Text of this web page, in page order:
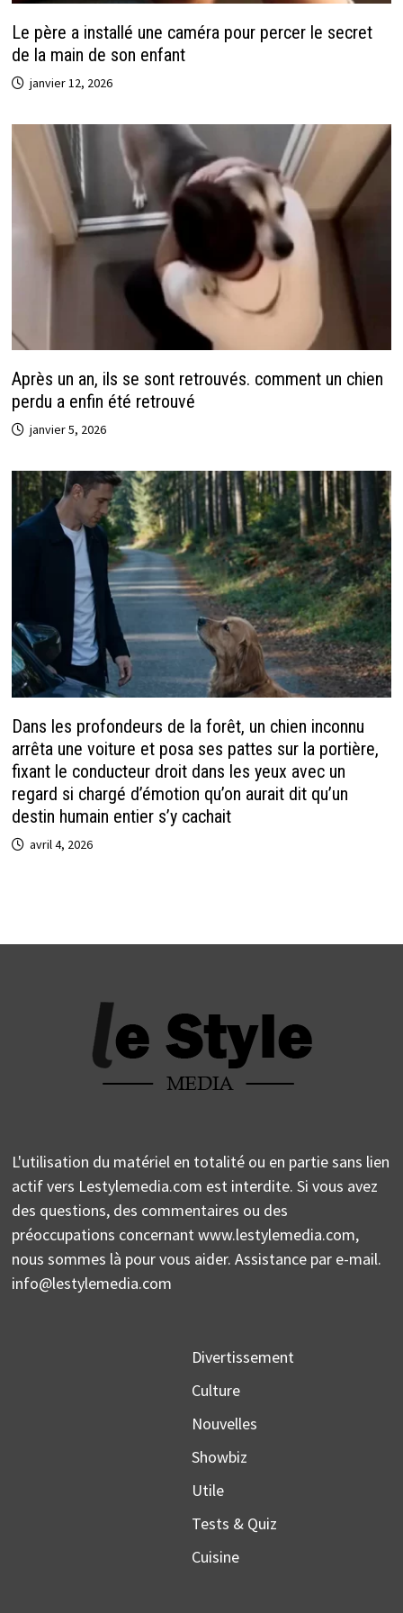
Le père a installé une caméra pour percer le secret
de la main de son enfant
janvier 12, 2026
Après un an, ils se sont retrouvés. comment un chien
perdu a enfin été retrouvé
janvier 5, 2026
Dans les profondeurs de la forêt, un chien inconnu
arrêta une voiture et posa ses pattes sur la portière,
fixant le conducteur droit dans les yeux avec un
regard si chargé d’émotion qu’on aurait dit qu’un
destin humain entier s’y cachait
avril 4, 2026
L'utilisation du matériel en totalité ou en partie sans lien
actif vers Lestylemedia.com est interdite. Si vous avez
des questions, des commentaires ou des
préoccupations concernant www.lestylemedia.com,
nous sommes là pour vous aider. Assistance par e-mail.
info@lestylemedia.com
Divertissement
Culture
Nouvelles
Showbiz
Utile
Tests & Quiz
Cuisine